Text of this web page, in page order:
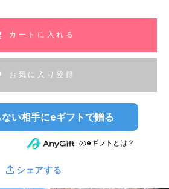
カートに入れる
お気に入り登録
い相手にeギフトで贈る
のeギフトとは？
シェアする